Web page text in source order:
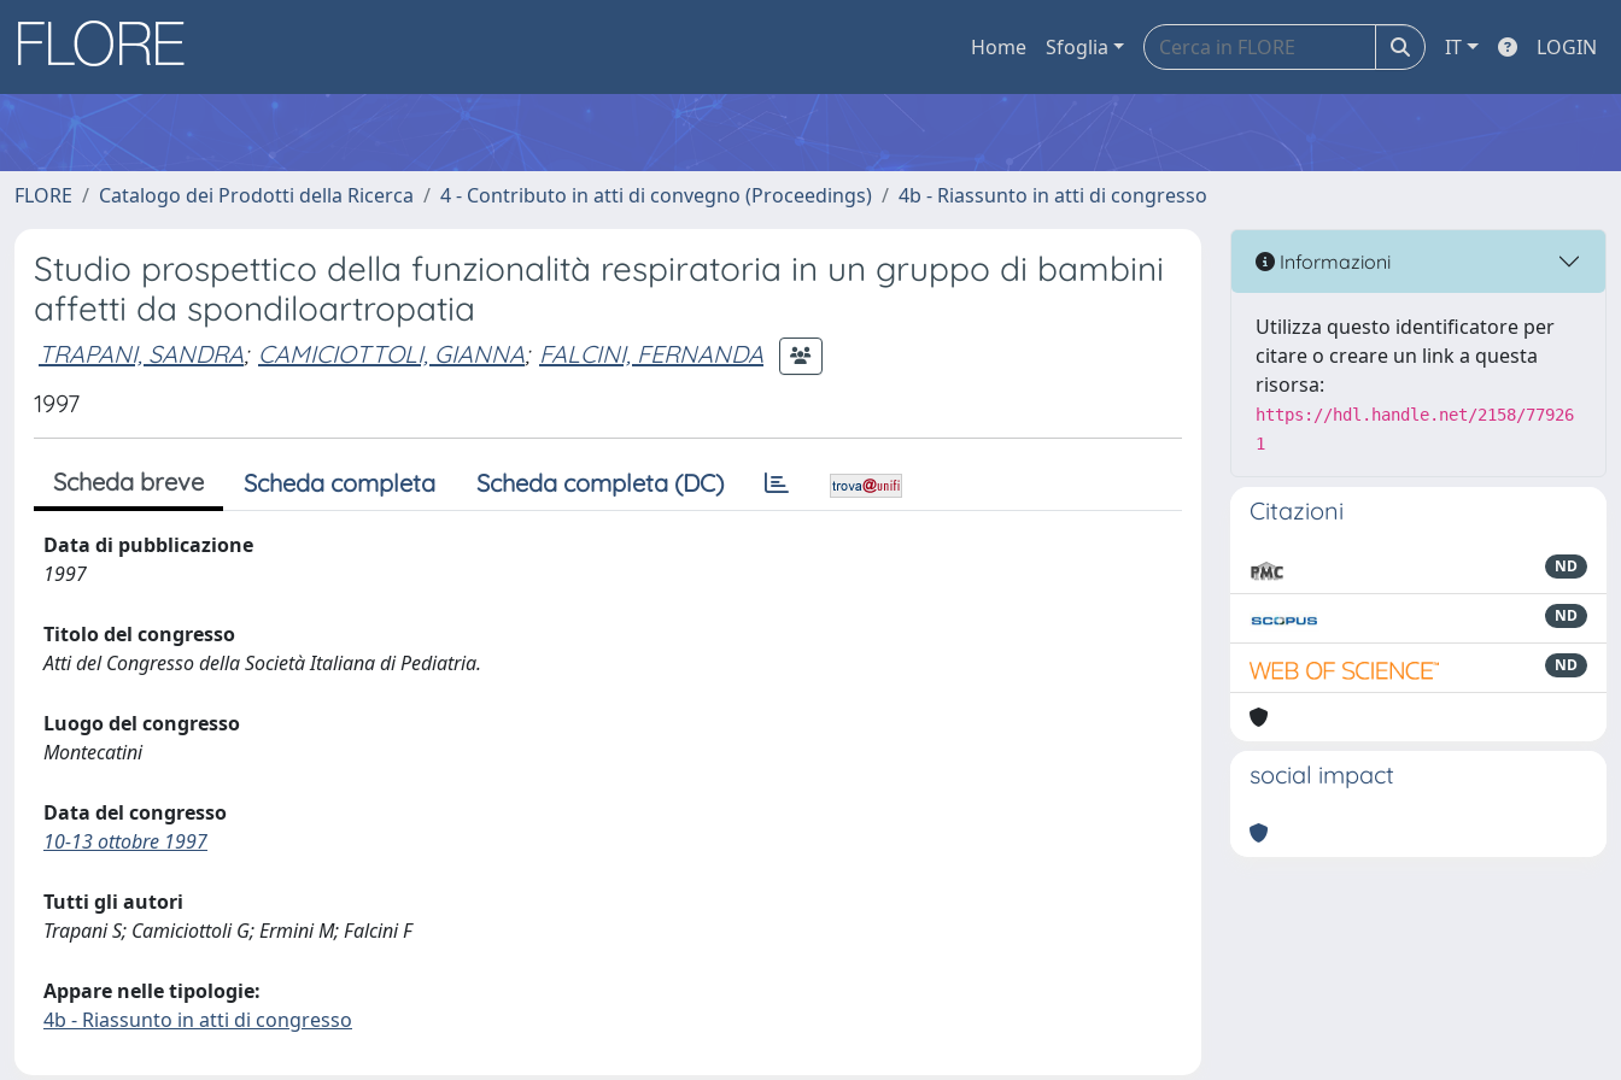
Home Sfoglia IT LOGIN
FLORE Catalogo dei Prodotti della Ricerca 4 - Contributo in atti di convegno (Proceedings) 4b - Riassunto in atti di congresso
Studio prospettico della funzionalità respiratoria in un gruppo di bambini
affetti da spondiloartropatia
TRAPANI, SANDRA; CAMICIOTTOLI, GIANNA; FALCINI, FERNANDA
1997
Scheda breve Scheda completa Scheda completa (DC)
Data di pubblicazione
1997
Titolo del congresso
Atti del Congresso della Società Italiana di Pediatria.
Luogo del congresso
Montecatini
Data del congresso
10-13 ottobre 1997
Tutti gli autori
Trapani S; Camiciottoli G; Ermini M; Falcini F
Appare nelle tipologie:
4b - Riassunto in atti di congresso
Informazioni
Utilizza questo identificatore per
citare o creare un link a questa
risorsa:
https://hdl.handle.net/2158/77926
1
Citazioni
ND
ND
ND
social impact